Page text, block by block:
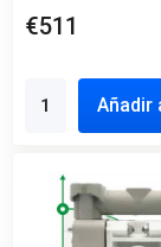
€511
Añadir